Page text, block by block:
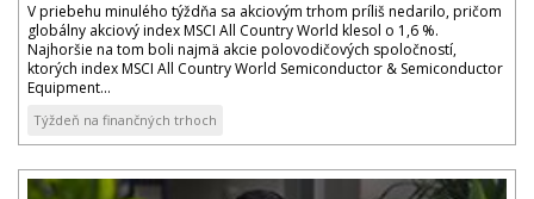
V priebehu minulého týždňa sa akciovým trhom príliš nedarilo, pričom
globálny akciový index MSCI All Country World klesol o 1,6 %.
Najhoršie na tom boli najmä akcie polovodičových spoločností,
ktorých index MSCI All Country World Semiconductor & Semiconductor
Equipment...
Týždeň na finančných trhoch